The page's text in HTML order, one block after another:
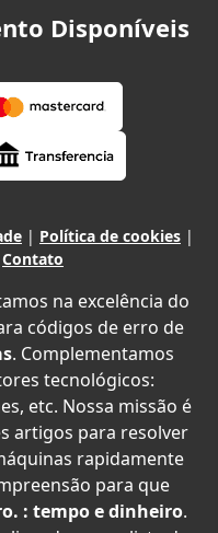
Disponíveis
| Política de cookies |
Contato
na excelência do
códigos de erro de
. Complementamos
tecnológicos:
etc. Nossa missão é
artigos para resolver
rapidamente
para que
: tempo e dinheiro.